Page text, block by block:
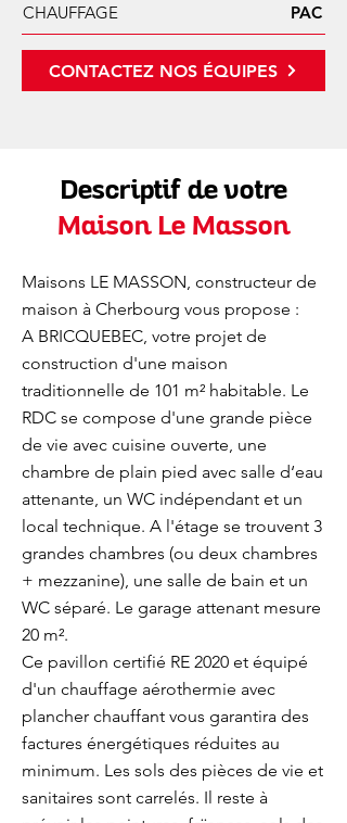
CHAUFFAGE PAC
CONTACTEZ NOS ÉQUIPES
Descriptif de votre
Maison Le Masson
Maisons LE MASSON, constructeur de
maison à Cherbourg vous propose :
A BRICQUEBEC, votre projet de
construction d'une maison
traditionnelle de 101 m² habitable. Le
RDC se compose d'une grande pièce
de vie avec cuisine ouverte, une
chambre de plain pied avec salle d‘eau
attenante, un WC indépendant et un
local technique. A l'étage se trouvent 3
grandes chambres (ou deux chambres
+ mezzanine), une salle de bain et un
WC séparé. Le garage attenant mesure
20 m².
Ce pavillon certifié RE 2020 et équipé
d'un chauffage aérothermie avec
plancher chauffant vous garantira des
factures énergétiques réduites au
minimum. Les sols des pièces de vie et
sanitaires sont carrelés. Il reste à